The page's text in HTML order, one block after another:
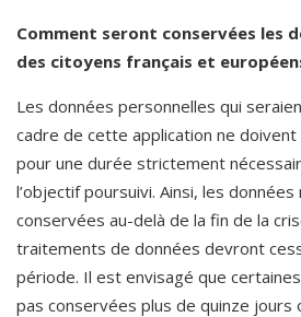
Comment seront conservées les
des citoyens français et
Les données personnelles qui
cadre de cette application ne
pour une durée strictement
l’objectif poursuivi. Ainsi, les
conservées au-delà de la fin de la
traitements de données devront
période. Il est envisagé que
pas conservées plus de quinze jours